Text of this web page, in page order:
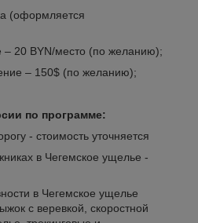
(оформляется
– 20 BYN/место (по желанию);
– 150$ (по желанию);
по программе:
- стоимость уточняется
в Чегемское ущелье -
в Чегемское ущелье
с веревкой, скоростной